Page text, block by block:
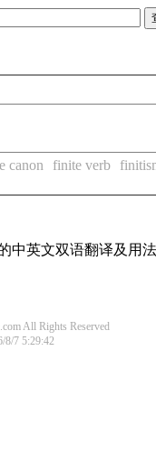
canon finite verb
英文双语翻译及用
All Rights Reserved
8/7 5:29:42